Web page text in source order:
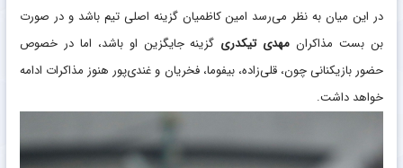
در این میان به نظر می‌رسد امین کاظمیان گزینه اصلی تیم باشد و در صورت
بن بست مذاکران مهدی تیکدری گزینه جایگزین او باشد، اما در خصوص
حضور بازیکنانی چون، قلی‌زاده، بیفوما، فخریان و غندی‌پور هنوز مذاکرات ادامه
خواهد داشت.